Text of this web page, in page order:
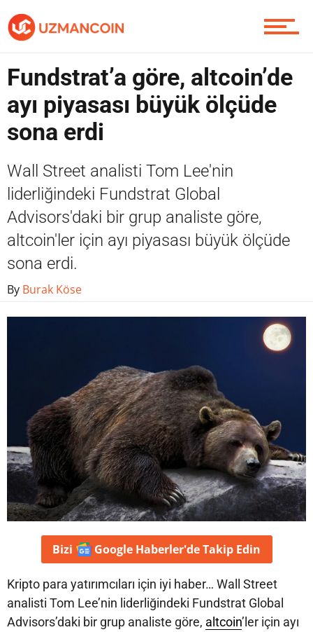
Yazarlardan
Soru Sor
Contact / İletişim
Fundstrat’a göre, altcoin’de
ayı piyasası büyük ölçüde
sona erdi
Wall Street analisti Tom Lee'nin
liderliğindeki Fundstrat Global
Advisors'daki bir grup analiste göre,
altcoin'ler için ayı piyasası büyük ölçüde
sona erdi.
By Burak Köse
Bizi Google Haberler'deTakip Edin
Kripto para yatırımcıları için iyi haber… Wall Street
analisti Tom Lee’nin liderliğindeki Fundstrat Global
Advisors’daki bir grup analiste göre, altcoin’ler için ayı